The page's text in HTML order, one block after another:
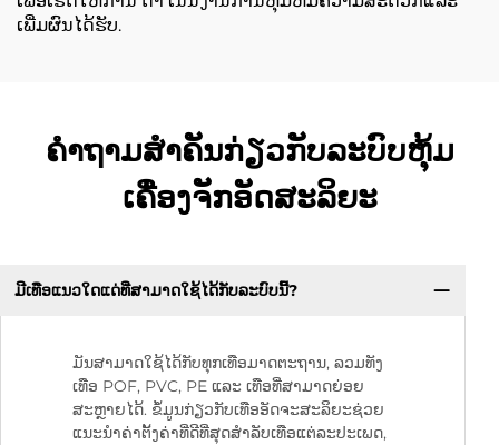
ເພີ່ມຜົນໄດ້ຮັບ.
ຄໍາຖາມສໍາຄັນກ່ຽວກັບລະບົບຫຸ້ມ
ເຄື່ອງຈັກອັດສະລິຍະ
ມີເທືອແນວໃດແດ່ທີ່ສາມາດໃຊ້ໄດ້ກັບລະບົບນີ້?
ມັນສາມາດໃຊ້ໄດ້ກັບທຸກເທືອມາດຕະຖານ, ລວມທັງ
ເທືອ POF, PVC, PE ແລະ ເທືອທີ່ສາມາດຍ່ອຍ
ສະຫຼາຍໄດ້. ຂໍ້ມູນກ່ຽວກັບເທືອອັດຈະສະລິຍະຊ່ວຍ
ແນະນຳຄ່າຕັ້ງຄ່າທີ່ດີທີ່ສຸດສຳລັບເທືອແຕ່ລະປະເພດ,